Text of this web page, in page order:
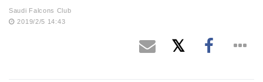
Saudi Falcons Club
2019/2/5 14:43